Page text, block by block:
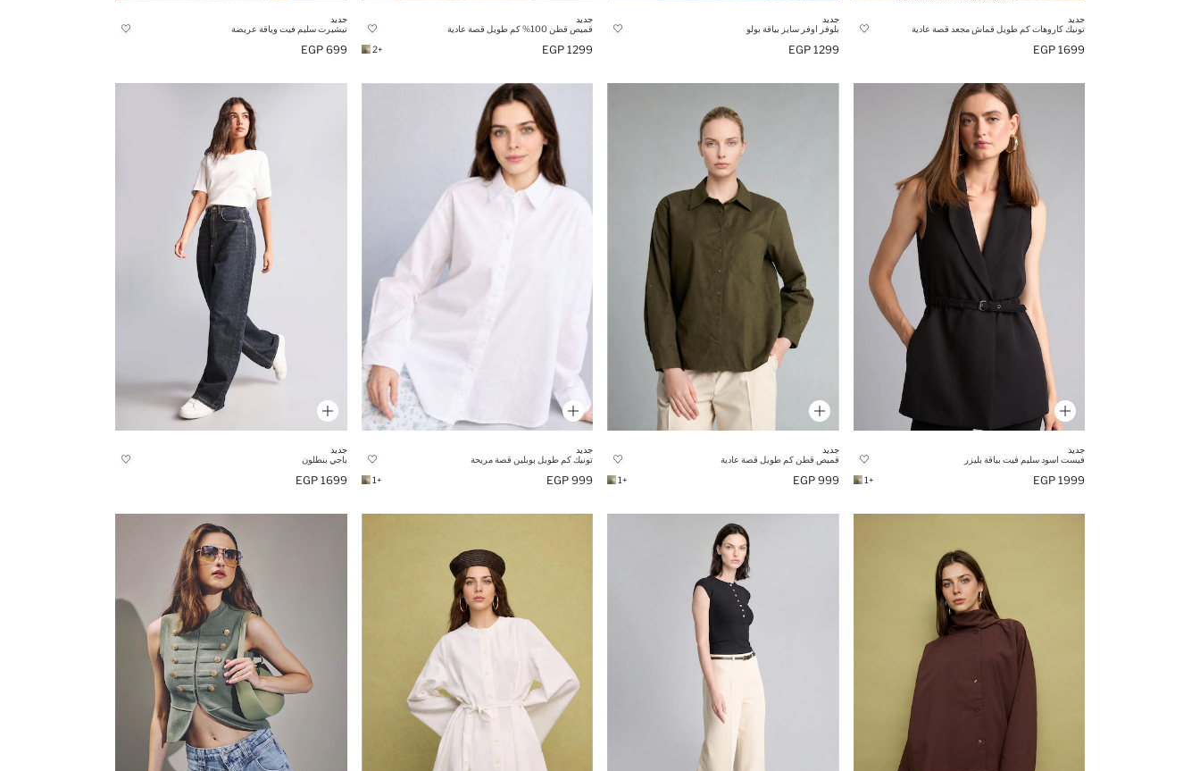
جديد
تونيك كاروهات كم طويل قماش مجعد قصة عادية
1699 EGP
جديد
بلوفر اوفر سايز بياقة بولو
1299 EGP
جديد
قميص قطن 100% كم طويل قصة عادية
1299 EGP
+2
جديد
تيشيرت سليم فيت وياقة عريضة
699 EGP
جديد
فيست اسود سليم فيت بياقة بليزر
1999 EGP
+1
جديد
قميص قطن كم طويل قصة عادية
999 EGP
+1
جديد
تونيك كم طويل بوبلين قصة مريحة
999 EGP
+1
جديد
باجي بنطلون
1699 EGP